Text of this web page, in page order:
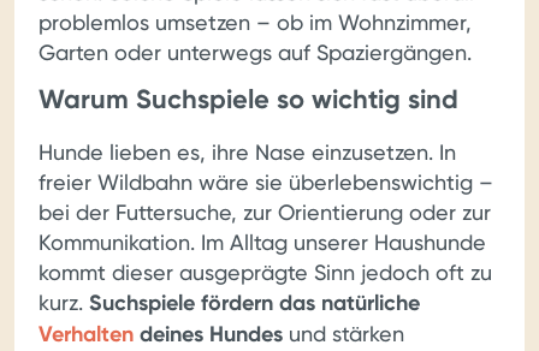
problemlos umsetzen – ob im Wohnzimmer,
Garten oder unterwegs auf Spaziergängen.
Warum Suchspiele so wichtig sind
Hunde lieben es, ihre Nase einzusetzen. In
freier Wildbahn wäre sie überlebenswichtig –
bei der Futtersuche, zur Orientierung oder zur
Kommunikation. Im Alltag unserer Haushunde
kommt dieser ausgeprägte Sinn jedoch oft zu
kurz. Suchspiele fördern das natürliche
Verhalten deines Hundes und stärken